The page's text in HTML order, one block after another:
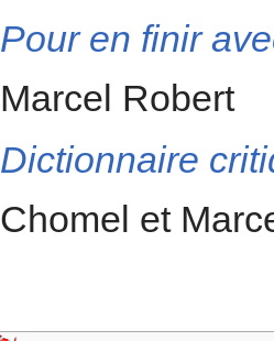
Pour en finir
Marcel Robert
Dictionnaire
Chomel et